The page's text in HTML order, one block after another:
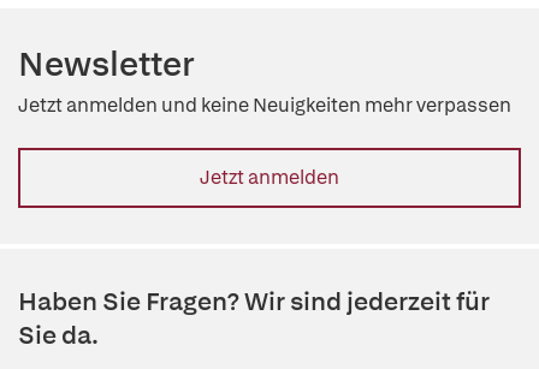
Newsletter
Jetzt anmelden und keine Neuigkeiten mehr verpassen
Jetzt anmelden
Haben Sie Fragen? Wir sind jederzeit für
Sie da.